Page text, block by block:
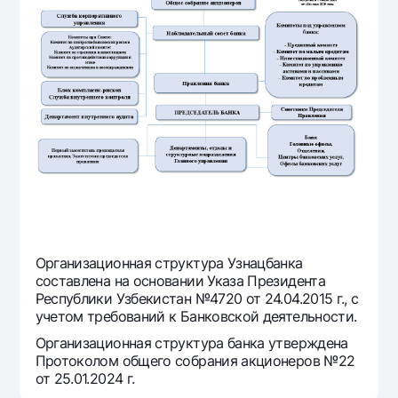
До востребования USD
Для всех USD
Золотой депозит
Золотые слитки от НБУ
Серебряный депозит
UzCard/HUMO
Visa
Visa FIFA
Mastercard
Garmin pay
Эскроу-cчёт
Тарифы
Акции
Мобильное приложение Milliy
Найти
Полезные ссылки
Часто задаваемые вопросы
Пресс-центр
Организационная структура Узнацбанка
составлена на основании Указа Президента
Республики Узбекистан №4720 от 24.04.2015 г., с
учетом требований к Банковской деятельности.
Организационная структура банка утверждена
Протоколом общего собрания акционеров №22
от 25.01.2024 г.